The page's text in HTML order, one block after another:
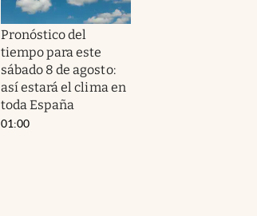
Pronóstico del
tiempo para este
sábado 8 de agosto:
así estará el clima en
toda España
01:00